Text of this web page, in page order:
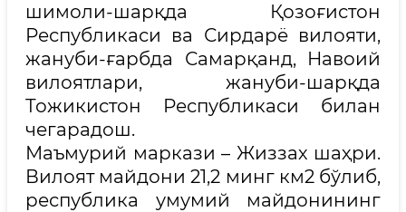
шимоли-шарқда Қозоғистон
Республикаси ва Сирдарё вилояти,
жануби-ғарбда Самарқанд, Навоий
вилоятлари, жануби-шарқда
Тожикистон Республикаси билан
чегарадош.
Маъмурий маркази – Жиззах шаҳри.
Вилоят майдони 21,2 минг км2 бўлиб,
республика умумий майдонининг